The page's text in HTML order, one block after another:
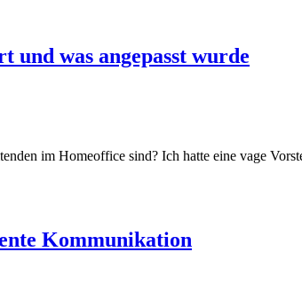
und was angepasst wurde
im Homeoffice sind? Ich hatte eine vage
Kommunikation